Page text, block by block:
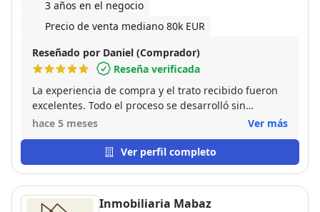
3 años en el negocio
Precio de venta mediano 80k EUR
Reseñado por Daniel (Comprador)
Reseña verificada
La experiencia de compra y el trato recibido fueron
excelentes. Todo el proceso se desarrolló sin
inconvenientes, destacando especialmente la
por parte de Juan. Recomiendo plenamente trabajar
con él por su profesionalidad y amplio conocimiento
hace 5 meses Ver más
Ver perfil completo
Inmobiliaria Mabaz